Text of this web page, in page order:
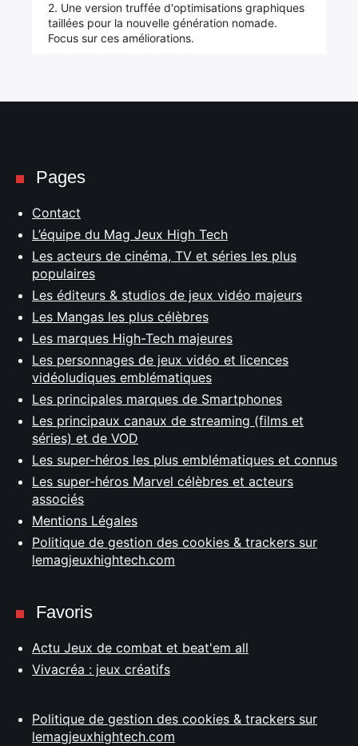
2. Une version truffée d'optimisations graphiques
taillées pour la nouvelle génération nomade.
Focus sur ces améliorations.
Pages
Contact
L’équipe du Mag Jeux High Tech
Les acteurs de cinéma, TV et séries les plus
populaires
Les éditeurs & studios de jeux vidéo majeurs
Les Mangas les plus célèbres
Les marques High-Tech majeures
Les personnages de jeux vidéo et licences
vidéoludiques emblématiques
Les principales marques de Smartphones
Les principaux canaux de streaming (films et
séries) et de VOD
Les super-héros les plus emblématiques et connus
Les super-héros Marvel célèbres et acteurs
associés
Mentions Légales
Politique de gestion des cookies & trackers sur
lemagjeuxhightech.com
Favoris
Actu Jeux de combat et beat'em all
Vivacréa : jeux créatifs
Politique de gestion des cookies & trackers sur
lemagjeuxhightech.com
Rechercher